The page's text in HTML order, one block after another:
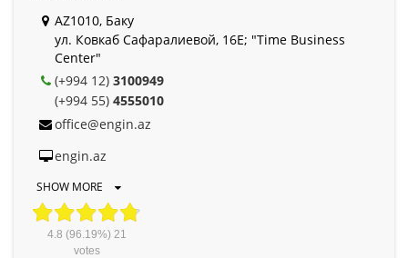
AZ1010, Баку
ул. Ковкаб Сафаралиевой, 16Е; "Time Business
Center"
(+994 12) 3100949
(+994 55) 4555010
office@engin.az
engin.az
SHOW MORE
4.8 (96.19%) 21
votes